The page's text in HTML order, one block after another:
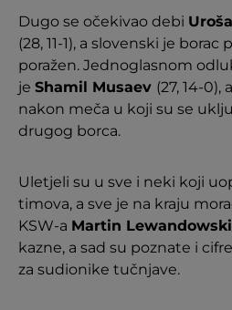
Dugo se očekivao debi
(28, 11-1), a slovenski je
poražen. Jednoglasnom
je Shamil Musaev (27, 14-0),
nakon meča u koji su se
drugog borca.
Uletjeli su u sve i neki koji
timova, a sve je na kraju
KSW-a Martin Lewandowski
kazne, a sad su poznate i
za sudionike tučnjave.